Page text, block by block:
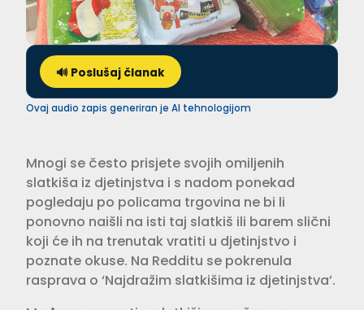
🔊 Poslušaj članak
Ovaj audio zapis generiran je AI tehnologijom
Mnogi se često prisjete svojih omiljenih
slatkiša iz djetinjstva i s nadom ponekad
pogledaju po policama trgovina ne bi li
ponovno naišli na isti taj slatkiš ili barem slični
koji će ih na trenutak vratiti u djetinjstvo i
poznate okuse. Na Redditu se pokrenula
rasprava o ‘Najdražim slatkišima iz djetinjstva’.